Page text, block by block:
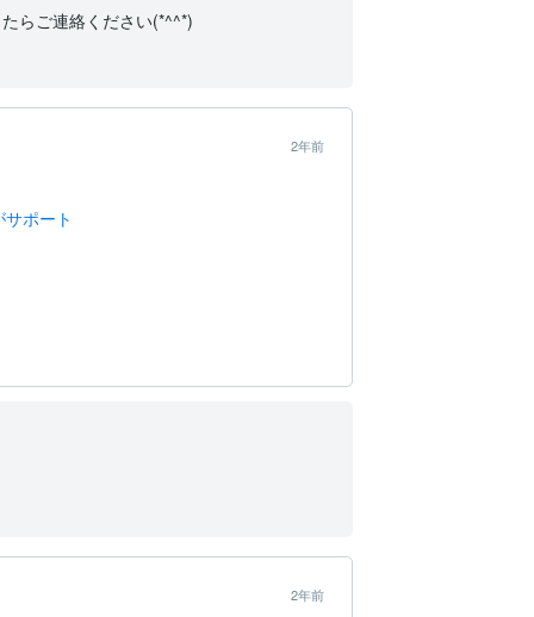
らご連絡ください(*^^*)
2年前
ポート
2年前